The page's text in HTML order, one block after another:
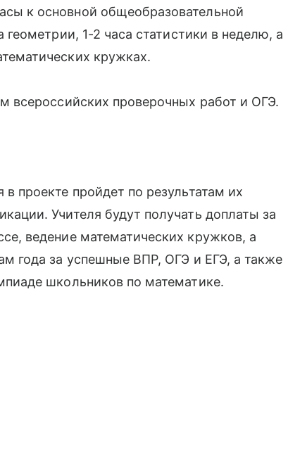
к основной общеобразовательной
1-2 часа статистики в неделю, а
кружках.
всероссийских проверочных работ и ОГЭ.
проекте пройдет по результатам их
Учителя будут получать доплаты за
ведение математических кружков, а
года за успешные ВПР, ОГЭ и ЕГЭ, а также
школьников по математике.